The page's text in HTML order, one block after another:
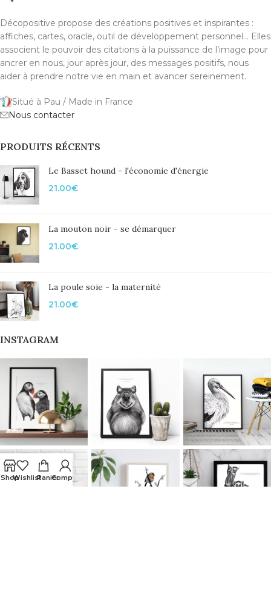
Décopositive propose des créations positives et inspirantes :
affiches, cartes, oracle, outil de développement personnel... Elles
associent le pouvoir des citations à la puissance de l’image pour
ancrer en nous, jour après jour, des messages positifs, nous
aider à prendre notre vie en main et avancer sereinement.
Situé à Pau / Made in France
Nous contacter
PRODUITS RÉCENTS
Le Basset hound - l'économie d'énergie
21.00€
La mouton noir - se démarquer
21.00€
La poule soie - la maternité
21.00€
INSTAGRAM
ShopWishlistPanierCompte